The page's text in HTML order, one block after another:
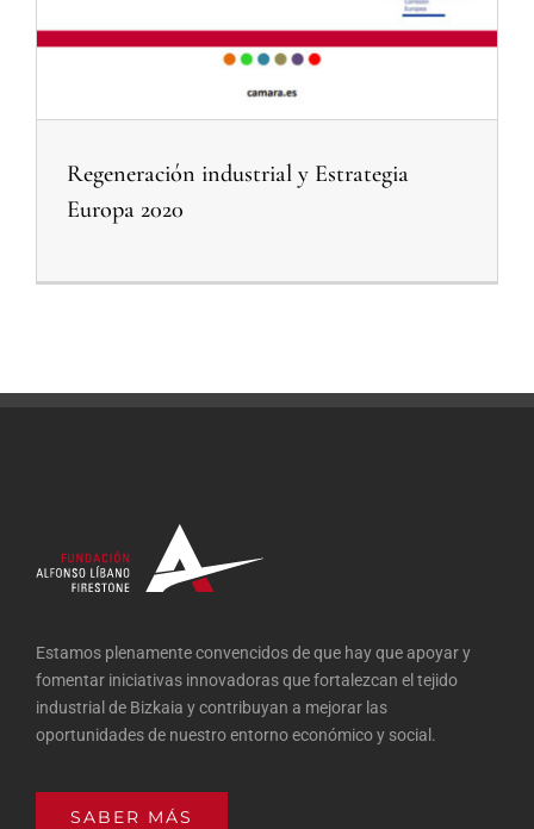
Regeneración industrial y Estrategia
Europa 2020
Estamos plenamente convencidos de que hay que apoyar y
fomentar iniciativas innovadoras que fortalezcan el tejido
industrial de Bizkaia y contribuyan a mejorar las
oportunidades de nuestro entorno económico y social.
SABER MÁS